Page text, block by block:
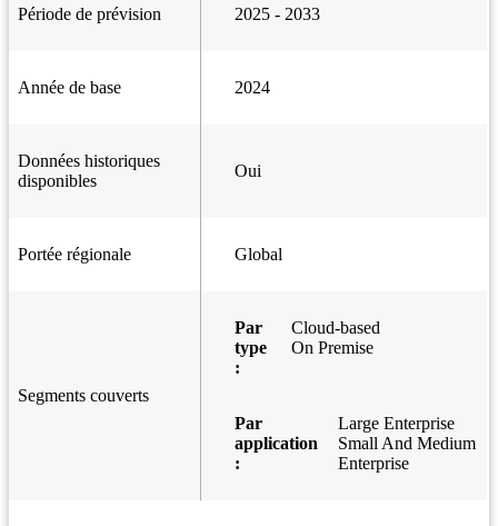
Période de prévision 2025 - 2033
Année de base 2024
Données historiques
disponibles
Oui
Portée régionale Global
Segments couverts
Par
type
:
Cloud-based
On Premise
Par
application
:
Large Enterprise
Small And Medium
Enterprise